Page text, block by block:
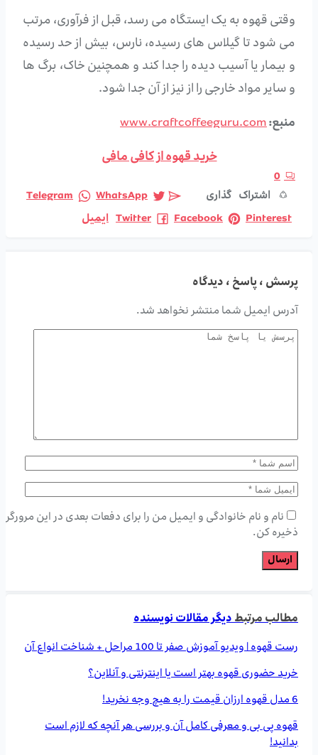
وقتی قهوه به یک ایستگاه می رسد، قبل از فرآوری، مرتب
می شود تا گیلاس های رسیده، نارس، بیش از حد رسیده
و بیمار یا آسیب دیده را جدا کند و همچنین خاک، برگ ها
و سایر مواد خارجی را از نیز از آن جدا شود.
منبع:www.craftcoffeeguru.com
خرید قهوه از کافی مافی
0
اشتراک گذاری
Telegram
WhatsApp
Twitter
Facebook Pinterest ایمیل
پرسش ، پاسخ ، دیدگاه
آدرس ایمیل شما منتشر نخواهد شد.
نام و نام خانوادگی و ایمیل من را برای دفعات بعدی در این مرورگر
ذخیره کن.
مطالب مرتبطدیگر مقالات نویسنده
رست قهوه | ویدیو آموزش صفر تا 100 مراحل + شناخت انواع آن
خرید حضوری قهوه بهتر است یا اینترنتی و آنلاین؟
6 مدل قهوه ارزان قیمت را به هیچ وجه نخرید!
قهوه پی بی و معرفی کامل آن و بررسی هر آنچه که لازم است
بدانید!